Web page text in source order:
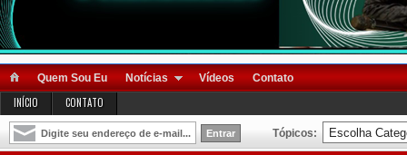
Quem Sou Eu Notícias Vídeos Contato
INÍCIO CONTATO
Tópicos: